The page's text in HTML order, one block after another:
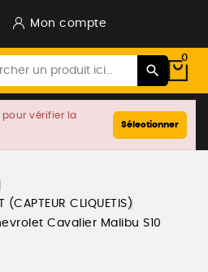
Mon compte
0
pour vérifier la
Sélectionner
(CAPTEUR CLIQUETIS)
Cavalier Malibu S10